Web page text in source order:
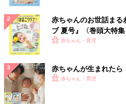
す…。今は
張っているので無駄にはしてませ
◾️半分サイズでも使いきれない
「レタスとキャベツはどうしても最
まだ夫と自分しか食べないから、少
たら使えない状態になってしまうこ
やつを買っても、カットされている
い切れません」（yuki）
赤ちゃんのお世話まる
ブ 夏号』〈巻頭大特
く！ おっぱい・ミル
赤ちゃん・育児
赤ちゃんが生まれたら
赤ちゃん・育児